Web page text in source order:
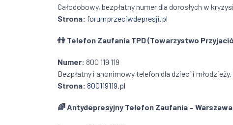
Całodobowy, bezpłatny numer dla dorosłych w
Strona: forumprzeciwdepresji.pl
👫 Telefon Zaufania TPD (Towarzystwo
Numer: 800 119 119
Bezpłatny i anonimowy telefon dla dzieci i
Strona: 800119119.pl
🌈Antydepresyjny Telefon Zaufania – Warszawa